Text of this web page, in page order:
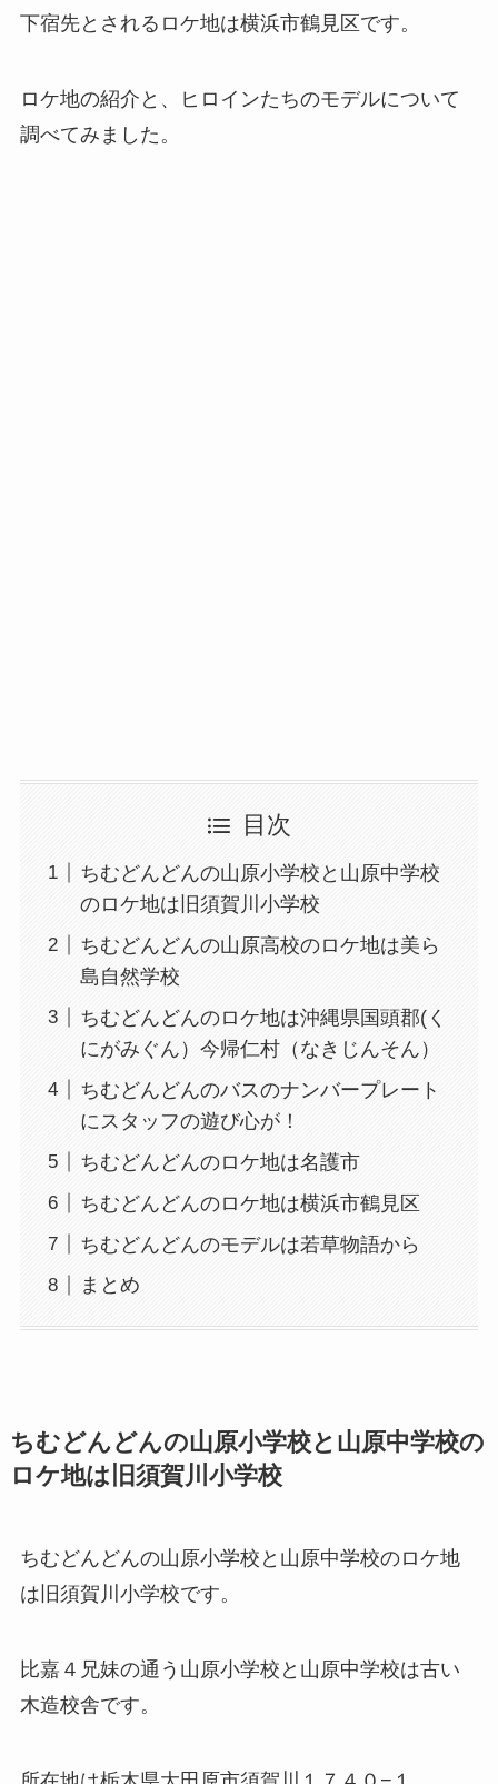
下宿先とされるロケ地は横浜市鶴見区です。
ロケ地の紹介と、ヒロインたちのモデルについて
調べてみました。
目次
ちむどんどんの山原小学校と山原中学校
のロケ地は旧須賀川小学校
ちむどんどんの山原高校のロケ地は美ら
島自然学校
ちむどんどんのロケ地は沖縄県国頭郡(く
にがみぐん）今帰仁村（なきじんそん）
ちむどんどんのバスのナンバープレート
にスタッフの遊び心が！
ちむどんどんのロケ地は名護市
ちむどんどんのロケ地は横浜市鶴見区
ちむどんどんのモデルは若草物語から
まとめ
ちむどんどんの山原小学校と山原中学校の
ロケ地は旧須賀川小学校
ちむどんどんの山原小学校と山原中学校のロケ地
は旧須賀川小学校です。
比嘉４兄妹の通う山原小学校と山原中学校は古い
木造校舎です。